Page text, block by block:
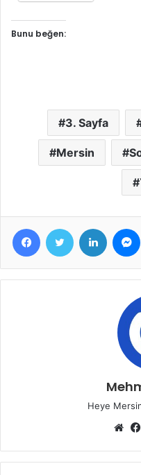
Bunu beğen:
3. Sayfa
Mersin
FacebookTwitter LinkedIn
Heye